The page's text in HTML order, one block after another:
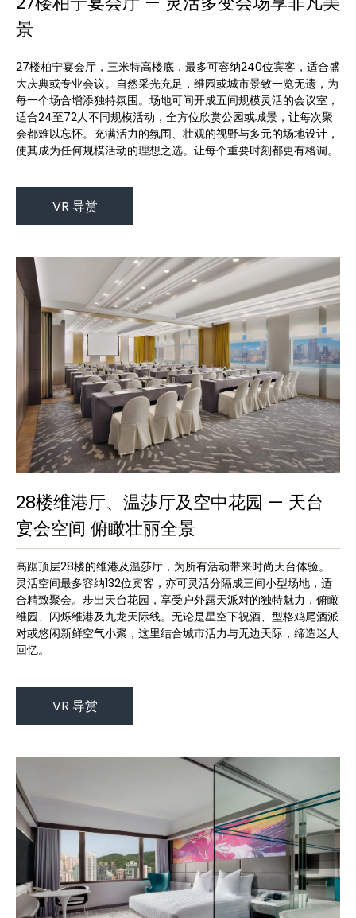
景
27楼柏宁宴会厅，三米特高楼底，最多可容纳240位宾客，适合盛
大庆典或专业会议。自然采光充足，维园或城市景致一览无遗，为
每一个场合增添独特氛围。场地可间开成五间规模灵活的会议室，
适合24至72人不同规模活动，全方位欣赏公园或城景，让每次聚
会都难以忘怀。充满活力的氛围、壮观的视野与多元的场地设计，
使其成为任何规模活动的理想之选。让每个重要时刻都更有格调。
VR 导赏
28楼维港厅、温莎厅及空中花园 — 天台
宴会空间 俯瞰壮丽全景
高踞顶层28楼的维港及温莎厅，为所有活动带来时尚天台体验。
灵活空间最多容纳132位宾客，亦可灵活分隔成三间小型场地，适
合精致聚会。步出天台花园，享受户外露天派对的独特魅力，俯瞰
维园、闪烁维港及九龙天际线。无论是星空下祝酒、型格鸡尾酒派
对或悠闲新鲜空气小聚，这里结合城市活力与无边天际，缔造迷人
回忆。
VR 导赏